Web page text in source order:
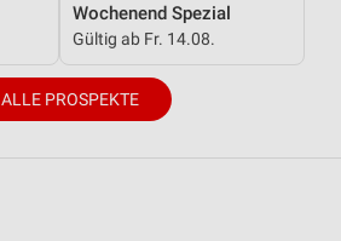
Wochenend Spezial
Gültig ab Fr. 14.08.
ALLE PROSPEKTE